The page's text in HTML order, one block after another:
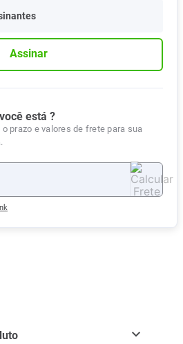
Assinar
está ?
o prazo e valores de frete para sua